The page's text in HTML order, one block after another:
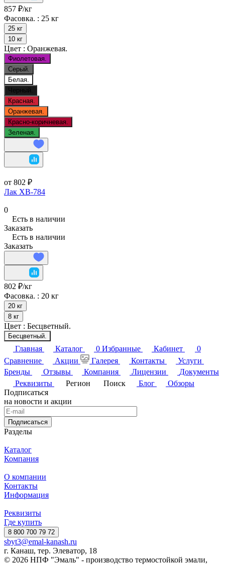
857 ₽/кг
Фасовка. : 25 кг
25 кг
10 кг
Цвет : Оранжевая.
Фиолетовая.
Серый.
Белая.
Черный.
Красная.
Оранжевая.
Красно-коричневая.
Зеленая.
от 802 ₽
Лак ХВ-784
0
Есть в наличии
Заказать
Есть в наличии
Заказать
802 ₽/кг
Фасовка. : 20 кг
20 кг
8 кг
Цвет : Бесцветный.
Бесцветный.
Главная Каталог 0 Избранные Кабинет
0
Сравнение
Акции Галерея Контакты
Услуги
Бренды
Отзывы Компания Лицензии
Документы
Реквизиты
Регион Поиск Блог
Обзоры
Подписаться
на новости и акции
Подписаться
Разделы
Каталог
Компания
О компании
Контакты
Информация
Реквизиты
Где купить
8 800 700 79 72
sbyt3@emal-kanash.ru
г. Канаш, тер. Элеватор, 18
© 2026 НПФ "Эмаль" - производство термостойкой эмали,